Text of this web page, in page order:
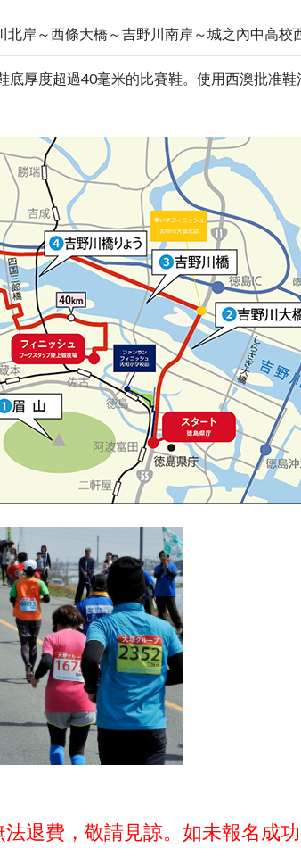
岸～西條大橋～吉野川南岸～城之內中高校
厚度超過40毫米的比賽鞋。使用西澳批准鞋
退費，敬請見諒。如未報名成